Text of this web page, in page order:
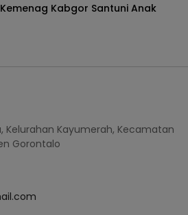
Kemenag Kabgor Santuni Anak
Kelurahan Kayumerah, Kecamatan
Gorontalo